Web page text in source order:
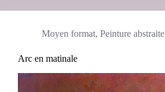
Moyen format, Peinture abstraite
Arc en matinale